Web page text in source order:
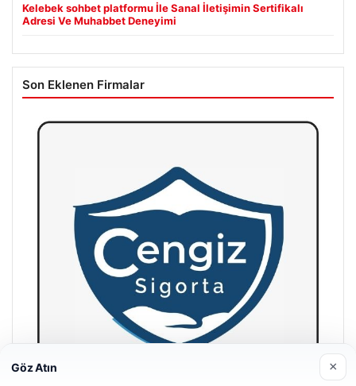
Kelebek sohbet platformu İle Sanal İletişimin Sertifikalı
Adresi Ve Muhabbet Deneyimi
Son Eklenen Firmalar
Göz Atın ×